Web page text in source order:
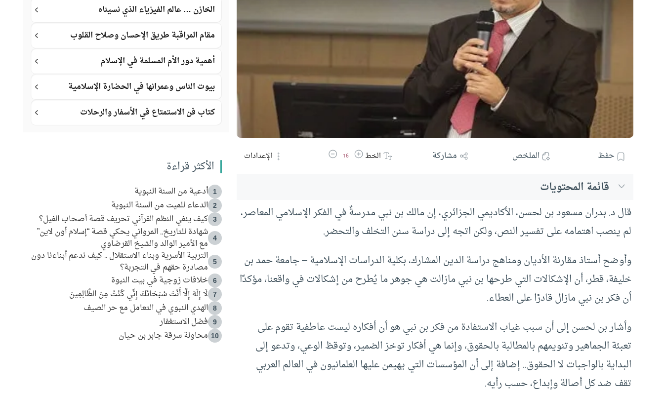
حفظ الملخص مشاركة الخطزيادة حجم الخط
16 تقليل حجم الخط الإعدادات
قائمة المحتويات
قال د. بدران مسعود بن لحسن، الأكاديمي الجزائري، إن مالك بن نبي مدرسةٌ في الفكر الإسلامي المعاصر،
لم ينصب اهتمامه على تفسير النص، ولكن اتجه إلى دراسة سنن التخلف والتحضر.
وأوضح أستاذ مقارنة الأديان ومناهج دراسة الدين المشارك، بكلية الدراسات الإسلامية – جامعة حمد بن
خليفة، قطر، أن الإشكالات التي طرحها بن نبي مازالت هي جوهر ما يُطرح من إشكالات في واقعنا، مؤكدًا
أن فكر بن نبي مازال قادرًا على العطاء.
وأشار بن لحسن إلى أن سبب غياب الاستفادة من فكر بن نبي هو أن أفكاره ليست عاطفية تقوم على
تعبئة الجماهير وتنويمهم بالمطالبة بالحقوق، وإنما هي أفكار توخز الضمير، وتوقظ الوعي، وتدعو إلى
البداية بالواجبات لا الحقوق.. إضافة إلى أن المؤسسات التي يهيمن عليها العلمانيون في العالم العربي
تقف ضد كل أصالة وإبداع، حسب رأيه.
الخازن … عالم الفيزياء الذي نسيناه
مقام المراقبة طريق الإحسان وصلاح القلوب
أهمية دور الأم المسلمة في الإسلام
بيوت الناس وعمرانها في الحضارة الإسلامية
كتاب فن الاستمتاع في الأسفار والرحلات
الأكثر قراءة
1 أدعية من السنة النبوية
2 الدعاء للميت من السنة النبوية
3 كيف ينفي النظم القرآني تحريف قصة أصحاب الفيل؟
4
شهادة للتاريخ.. المرواني يحكي قصة “إسلام أون لاين”
مع الأمير الوالد والشيخ القرضاوي
5
التربية الأسرية وبناء الاستقلال .. كيف ندعم أبناءنا دون
مصادرة حقهم في التجربة؟
6 خلافات زوجية في بيت النبوة
7 لَا إِلَهَ إِلَّا أَنْتَ سُبْحَانَكَ إِنِّي كُنْتُ مِنَ الظَّالِمِينَ
8 الهدي النبوي في التعامل مع حر الصيف
9 فضل الاستغفار
10 محاولة سرقة جابر بن حيان